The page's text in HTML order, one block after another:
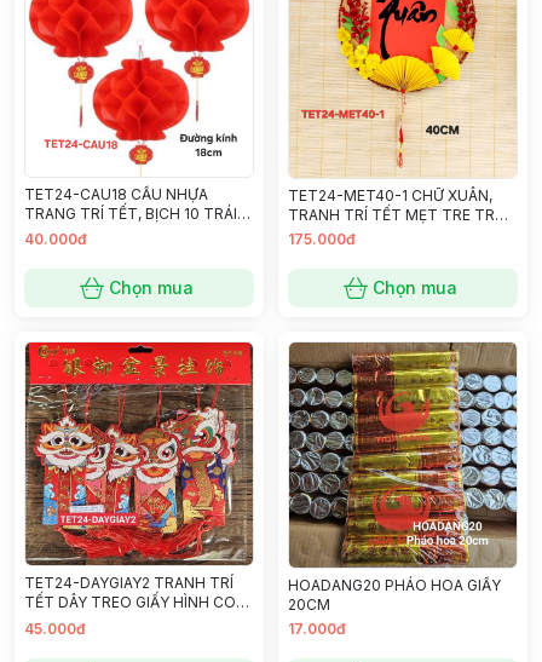
TET24-CAU18 CẦU NHỰA
TRANG TRÍ TẾT, BỊCH 10 TRÁI
18CM
40.000đ
Chọn mua
TET24-MET40-1 CHỮ XUÂN,
TRANH TRÍ TẾT MẸT TRE TRÒN
40CM
175.000đ
Chọn mua
TET24-DAYGIAY2 TRANH TRÍ
TẾT DÂY TREO GIẤY HÌNH CON
LÂN
45.000đ
HOADANG20 PHÁO HOA GIẤY
20CM
17.000đ